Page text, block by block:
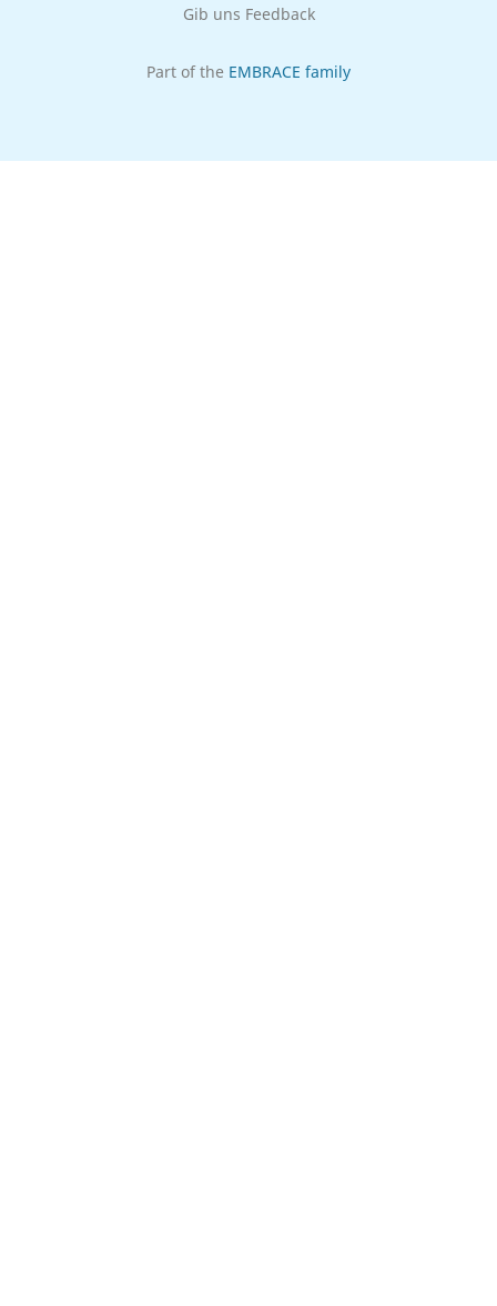
Gib uns Feedback
Part of the EMBRACE family